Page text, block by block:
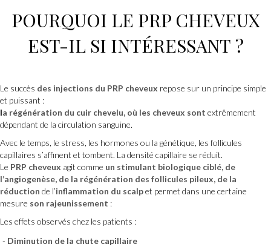
POURQUOI LE PRP CHEVEUX
EST-IL SI INTÉRESSANT ?
Le succès des injections du PRP cheveux repose sur un principe simple
et puissant :
la régénération du cuir chevelu, où les cheveux sont extrêmement
dépendant de la circulation sanguine.
Avec le temps, le stress, les hormones ou la génétique, les follicules
capillaires s’affinent et tombent. La densité capillaire se réduit.
Le PRP cheveux agit comme un stimulant biologique ciblé, de
l’angiogenèse, de la régénération des follicules pileux, de la
réduction de l’inflammation du scalpet permet dans une certaine
mesure son rajeunissement :
Les effets observés chez les patients :
Diminution de la chute capillaire